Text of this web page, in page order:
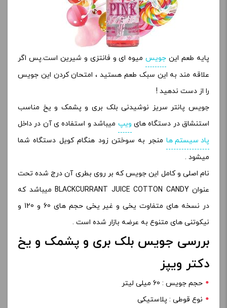
پایه طعم این جویسمیوه ای و فانتزی و شیرین است.پس اگر
علاقه مند به این سبک طعم هستید ، امتحان کردن این جویس
را از دست ندهید !
جویس پانتر سریز نوشیدنی بلک بری و پشمک و یخ مناسب
استنشاق در دستگاه های ویپ میباشد و استفاده ی آن در داخل
پاد سیستم ها منجر به سوختن زود هنگام کویل دستگاه شما
میشود .
نام اصلی و کامل این جویس که بر روی بطری آن درج شده تحت
عنوان BLACKCURRANT JUICE COTTON CANDY میباشد که
در نسخه های متفاوت یخی و غیر یخی حجم های 60 و 120 و
نیکوتنی های متنوع به عرضه بازار شده است .
بررسی جویس بلک بری و پشمک و یخ
دکتر ویپز
حجم جویس : 60 میلی لیتر
نوع قوطی : پلاستیکی